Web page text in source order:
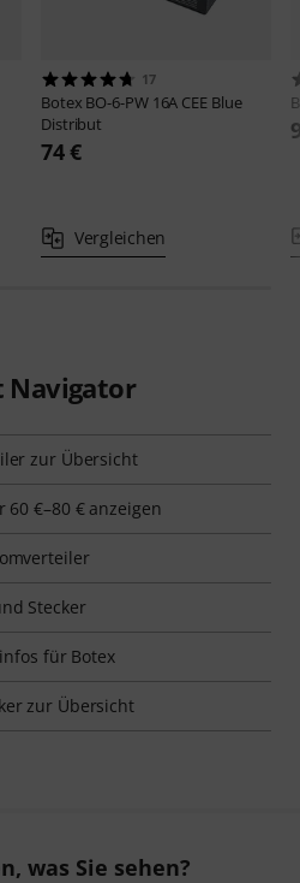
17
Botex BO-6-PW 16A CEE Blue
Distribut
74 €
Vergleichen
Navigator
zur Übersicht
60 €–80 € anzeigen
Stecker
für Botex
zur Übersicht
was Sie sehen?